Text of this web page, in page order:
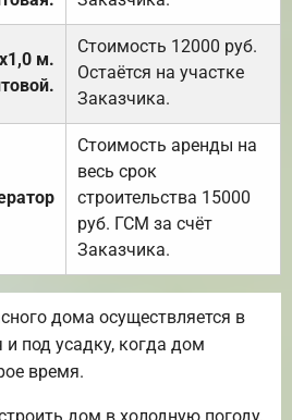
м.
Стоимость 12000 руб.
Остаётся на участке
Заказчика.
Стоимость аренды на
весь срок
строительства 15000
руб. ГСМ за счёт
Заказчика.
дома осуществляется в
под усадку, когда дом
время.
дом в холодную погоду,